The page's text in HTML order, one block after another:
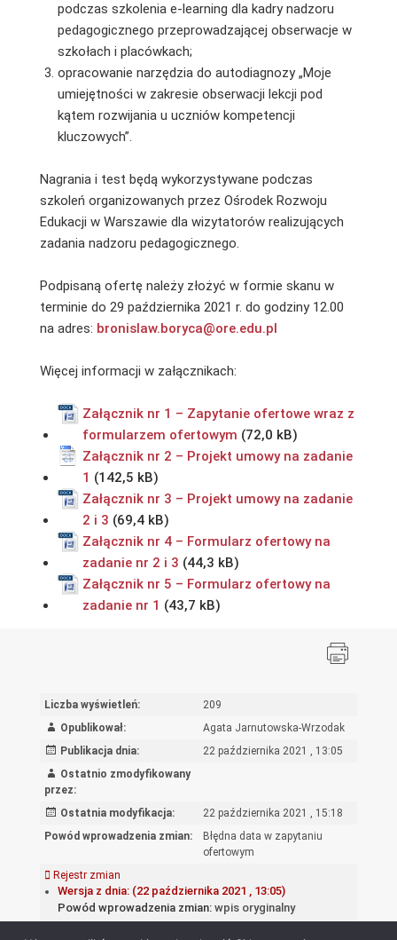
podczas szkolenia e-learning dla kadry nadzoru
pedagogicznego przeprowadzającej obserwacje w
szkołach i placówkach;
opracowanie narzędzia do autodiagnozy „Moje
umiejętności w zakresie obserwacji lekcji pod
kątem rozwijania u uczniów kompetencji
kluczowych”.
Nagrania i test będą wykorzystywane podczas
szkoleń organizowanych przez Ośrodek Rozwoju
Edukacji w Warszawie dla wizytatorów realizujących
zadania nadzoru pedagogicznego.
Podpisaną ofertę należy złożyć w formie skanu w
terminie do 29 października 2021 r. do godziny 12.00
na adres: bronislaw.boryca@ore.edu.pl
Więcej informacji w załącznikach:
Załącznik nr 1 – Zapytanie ofertowe wraz z
formularzem ofertowym
Załącznik nr 2 – Projekt umowy na zadanie
1
Załącznik nr 3 – Projekt umowy na zadanie
2 i 3
Załącznik nr 4 – Formularz ofertowy na
zadanie nr 2 i 3
Załącznik nr 5 – Formularz ofertowy na
zadanie nr 1
Liczba wyświetleń:
209
Opublikował:
Agata Jarnutowska-Wrzodak
Publikacja dnia:
22 października 2021 , 13:05
Ostatnio zmodyfikowany
przez:
Ostatnia modyfikacja:
22 października 2021 , 15:18
Powód wprowadzenia zmian:
Błędna data w zapytaniu
ofertowym
Rejestr zmian
Wersja z dnia: (22 października 2021 , 13:05)
Powód wprowadzenia zmian: wpis oryginalny